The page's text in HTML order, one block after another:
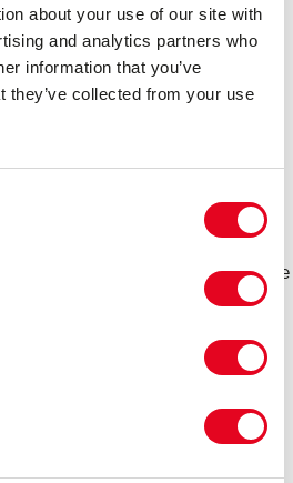
about your use of our site with
and analytics partners who
information that you’ve
they’ve collected from your use
votre véhicule peut entraîner
vos pneus, réduisant leur
les risques de défaillance.
pour
excessive
les plus basiques offrent de
et de tenue de
vous conseillons d’éviter de
de votre voiture si vous
leur aspect et leurs
les